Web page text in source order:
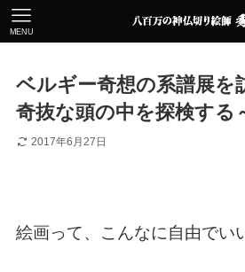
MENU
ベルギー奇想の系譜展を
奇抜な頭の中を探検する
2017年6月27日
絵画って、こんなに自由でい